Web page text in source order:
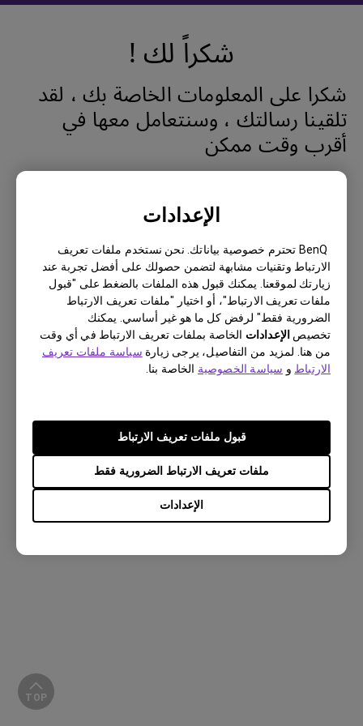
الإعدادات
BenQ تحترم خصوصية بياناتك. نحن نستخدم ملفات تعريف
الارتباط وتقنيات مشابهة لتضمن حصولك على أفضل تجربة عند
زيارتك لموقعنا. يمكنك قبول هذه الملفات بالضغط على "قبول
ملفات تعريف الارتباط"، أو اختيار "ملفات تعريف الارتباط
الضرورية فقط" لرفض كل ما هو غير أساسي. يمكنك
تخصيص الإعدادات الخاصة بملفات تعريف الارتباط في أي وقت
من هنا. لمزيد من التفاصيل، يرجى زيارة سياسة ملفات تعريف
الارتباط و سياسة الخصوصية الخاصة بنا.
الإعدادات
ملفات تعريف الارتباط الضرورية فقط
قبول ملفات تعريف الارتباط
شكراً لك !
شكرا على المعلومات الخاصة بك ، لقد
تلقينا رسالتك ، وسنتعامل معها في
أقرب وقت ممكن
ثوان.
TOP